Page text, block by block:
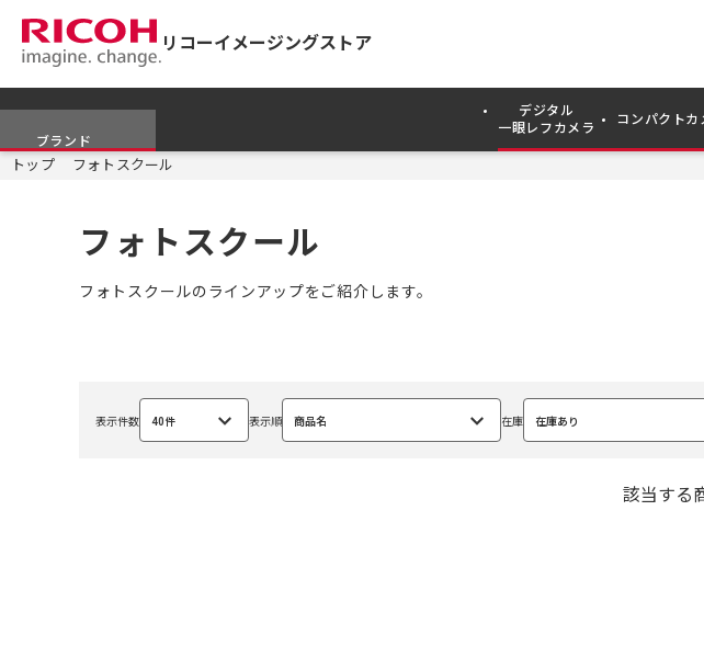
リコーイメージングストア
ブランド
デジタル
一眼レフカメラ
コンパクトカ
トップ フォトスクール
フォトスクール
フォトスクールのラインアップをご紹介します。
表示件数 40件
選
択
表示順 商品名
選
択
在庫 在庫あり
選
択
該当する